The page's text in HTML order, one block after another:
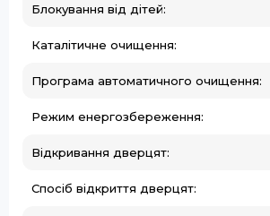
Блокування від дітей:
Каталітичне очищення:
Програма автоматичного очищення:
Режим енергозбереження:
Відкривання дверцят:
Спосіб відкриття дверцят: